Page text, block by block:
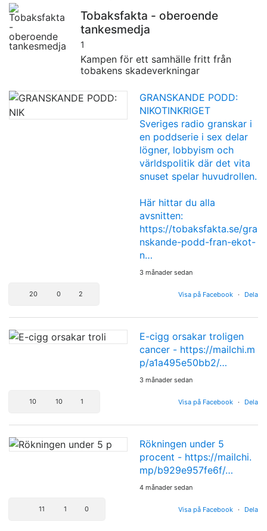
Tobaksfakta - oberoende
tankesmedja
1
Kampen för ett samhälle fritt från
tobakens skadeverkningar
GRANSKANDE PODD:
NIKOTINKRIGET
Sveriges radio granskar i
en poddserie i sex delar
lögner, lobbyism och
världspolitik där det vita
snuset spelar huvudrollen.
Här hittar du alla
avsnitten:
https://tobaksfakta.se/gra
nskande-podd-fran-ekot-
n…
3 månader sedan
Visa på Facebook · Dela
20 0 2
E-cigg orsakar troligen
cancer - https://mailchi.m
p/a1a495e50bb2/…
3 månader sedan
Visa på Facebook · Dela
10 10 1
Rökningen under 5
procent - https://mailchi.
mp/b929e957fe6f/…
4 månader sedan
Visa på Facebook · Dela
11 1 0